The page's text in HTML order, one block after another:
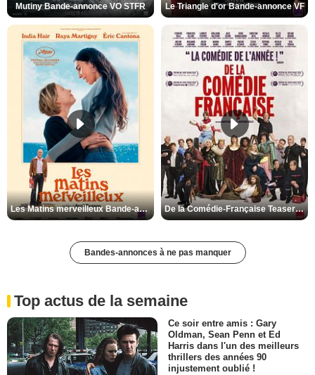
Mutiny Bande-annonce VO STFR Le Triangle d'or Bande-annonce VF
Les Matins merveilleux Bande-annonce VF De la Comédie-Française Teaser VF
Bandes-annonces à ne pas manquer
Top actus de la semaine
Ce soir entre amis : Gary
Oldman, Sean Penn et Ed
Harris dans l'un des meilleurs
thrillers des années 90
injustement oublié !